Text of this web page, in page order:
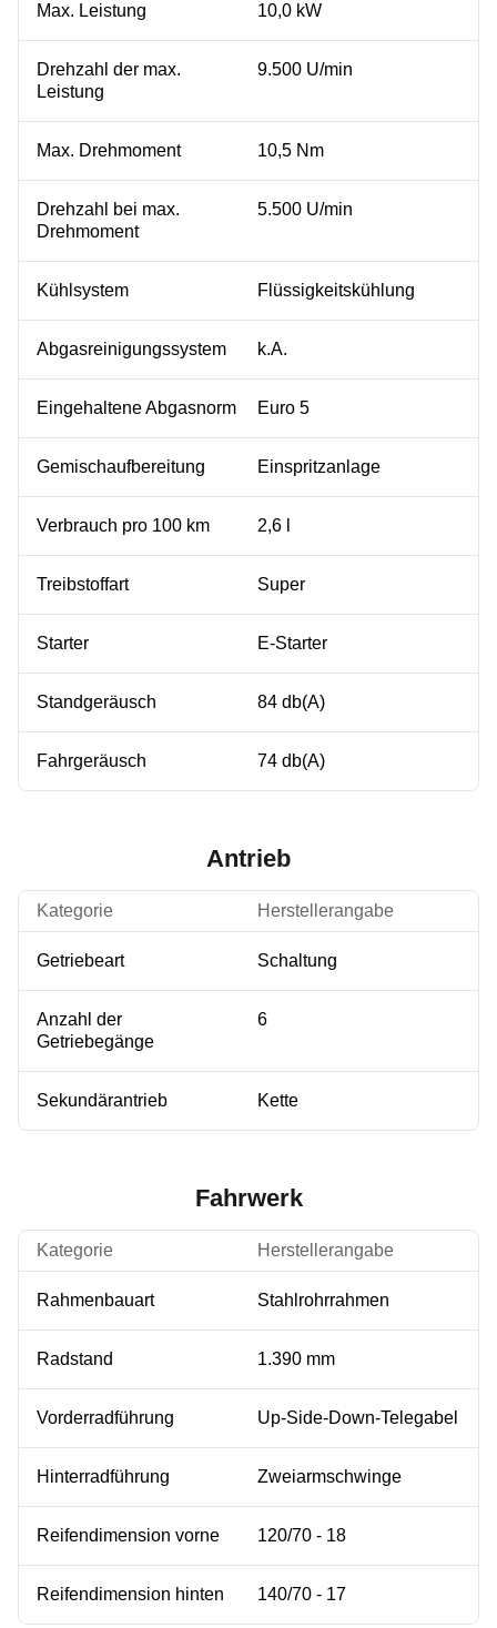
Max. Leistung 10,0 kW
Drehzahl der max.
Leistung
9.500 U/min
Max. Drehmoment 10,5 Nm
Drehzahl bei max.
Drehmoment
5.500 U/min
Kühlsystem Flüssigkeitskühlung
Abgasreinigungssystem k.A.
Eingehaltene Abgasnorm Euro 5
Gemischaufbereitung Einspritzanlage
Verbrauch pro 100 km 2,6 l
Treibstoffart Super
Starter E-Starter
Standgeräusch 84 db(A)
Fahrgeräusch 74 db(A)
Antrieb
Kategorie Herstellerangabe
Getriebeart Schaltung
Anzahl der
Getriebegänge
6
Sekundärantrieb Kette
Fahrwerk
Kategorie Herstellerangabe
Rahmenbauart Stahlrohrrahmen
Radstand 1.390 mm
Vorderradführung Up-Side-Down-Telegabel
Hinterradführung Zweiarmschwinge
Reifendimension vorne 120/70 - 18
Reifendimension hinten 140/70 - 17